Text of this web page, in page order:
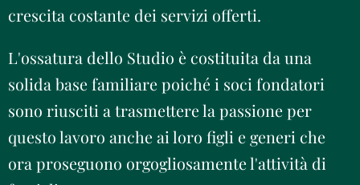
crescita costante dei servizi offerti.
L'ossatura dello Studio è costituita da una
solida base familiare poiché i soci fondatori
sono riusciti a trasmettere la passione per
questo lavoro anche ai loro figli e generi che
ora proseguono orgogliosamente l'attività di